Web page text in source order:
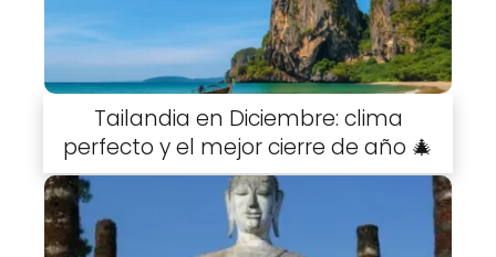
Tailandia en Diciembre: clima
perfecto y el mejor cierre de año 🎄